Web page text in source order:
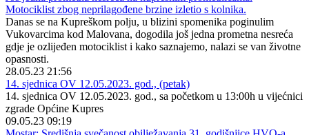
Motociklist zbog neprilagođene brzine izletio s kolnika.
Danas se na Kupreškom polju, u blizini spomenika poginulim
Vukovarcima kod Malovana, dogodila još jedna prometna nesreća
gdje je ozlijeđen motociklist i kako saznajemo, nalazi se van životne
opasnosti.
28.05.23 21:56
14. sjednica OV 12.05.2023. god., (petak)
14. sjednica OV 12.05.2023. god., sa početkom u 13:00h u vijećnici
zgrade Općine Kupres
09.05.23 09:19